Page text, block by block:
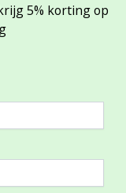
5% korting op